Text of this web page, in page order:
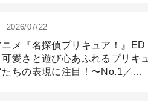
2026/07/22
ニメ『名探偵プリキュア！』ED
可愛さと遊び心あふれるプリキュ
たちの表現に注目！〜No.1／演